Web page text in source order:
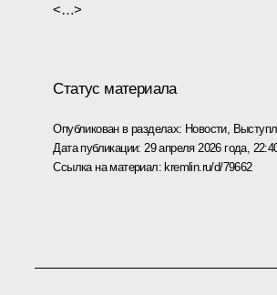
<…>
Статус материала
Опубликован в разделах: Новости,
Дата публикации: 29 апреля 2026 года,
Ссылка на материал: kremlin.ru/d/79662